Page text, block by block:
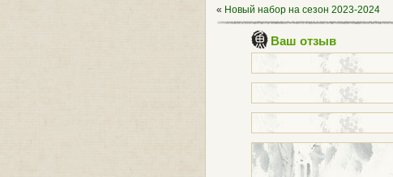
« Новый набор на сезон 2023-2024
Ваш отзыв